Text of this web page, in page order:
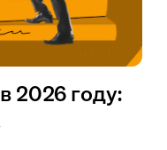
2026 году: